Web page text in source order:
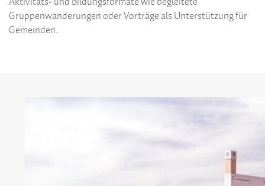
Gruppenwanderungen oder Vorträge als Unterstützung für
Gemeinden.